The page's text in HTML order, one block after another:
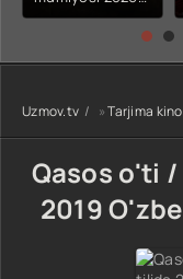
(uzbek tilida
kino) tarjima HD
Uzmov.tv »Tarjima kino
Qasos o'ti
2019